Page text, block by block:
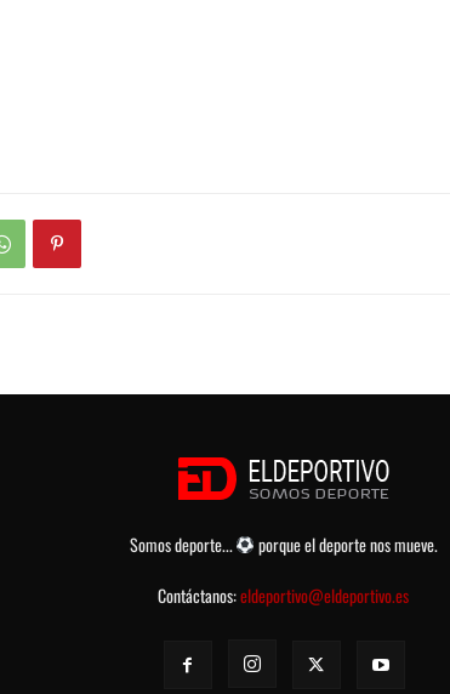
Somos deporte...
porque el deporte nos mueve.
Contáctanos:eldeportivo@eldeportivo.es